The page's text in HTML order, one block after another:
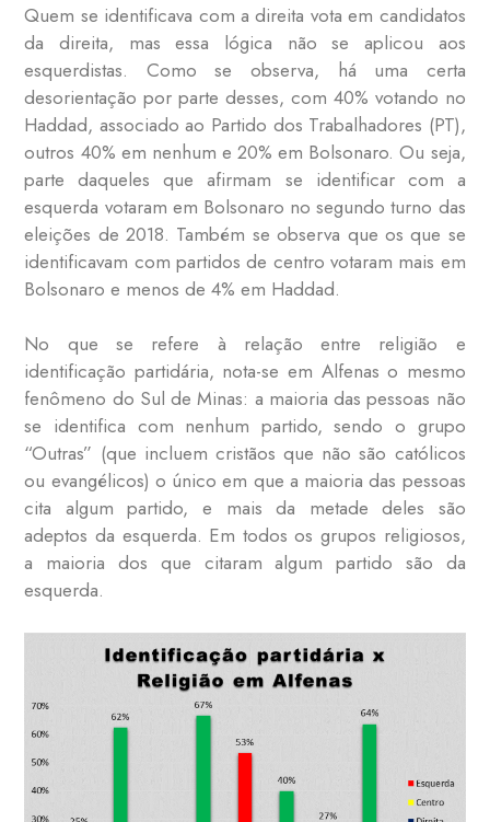
Quem se identificava com a direita vota em candidatos
da direita, mas essa lógica não se aplicou aos
esquerdistas. Como se observa, há uma certa
desorientação por parte desses, com 40% votando no
Haddad, associado ao Partido dos Trabalhadores (PT),
outros 40% em nenhum e 20% em Bolsonaro. Ou seja,
parte daqueles que afirmam se identificar com a
esquerda votaram em Bolsonaro no segundo turno das
eleições de 2018. Também se observa que os que se
identificavam com partidos de centro votaram mais em
Bolsonaro e menos de 4% em Haddad.
No que se refere à relação entre religião e
identificação partidária, nota-se em Alfenas o mesmo
fenômeno do Sul de Minas: a maioria das pessoas não
se identifica com nenhum partido, sendo o grupo
“Outras” (que incluem cristãos que não são católicos
ou evangélicos) o único em que a maioria das pessoas
cita algum partido, e mais da metade deles são
adeptos da esquerda. Em todos os grupos religiosos,
a maioria dos que citaram algum partido são da
esquerda.